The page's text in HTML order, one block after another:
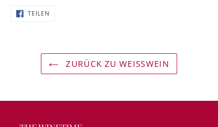
TEILEN
ZURÜCK ZU WEISSWEIN